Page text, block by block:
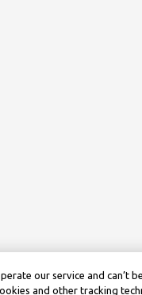
our service and can’t
and other tracking